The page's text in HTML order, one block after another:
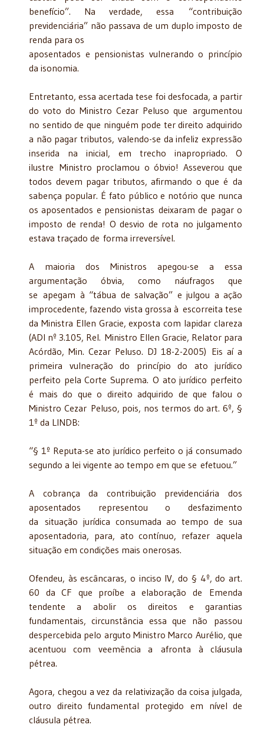
benefício”. Na verdade, essa “contribuição
previdenciária” não passava de um duplo imposto de
renda para os
aposentados e pensionistas vulnerando o princípio
da isonomia.
Entretanto, essa acertada tese foi desfocada, a partir
do voto do Ministro Cezar Peluso que argumentou
no sentido de que ninguém pode ter direito adquirido
a não pagar tributos, valendo-se da infeliz expressão
inserida na inicial, em trecho inapropriado. O
ilustre Ministro proclamou o óbvio! Asseverou que
todos devem pagar tributos, afirmando o que é da
sabença popular. É fato público e notório que nunca
os aposentados e pensionistas deixaram de pagar o
imposto de renda! O desvio de rota no julgamento
estava traçado de forma irreversível.
A maioria dos Ministros apegou-se a essa
argumentação óbvia, como náufragos que
se apegam à “tábua de salvação” e julgou a ação
improcedente, fazendo vista grossa à escorreita tese
da Ministra Ellen Gracie, exposta com lapidar clareza
(ADI nº 3.105, Rel. Ministro Ellen Gracie, Relator para
Acórdão, Min. Cezar Peluso. DJ 18-2-2005) Eis aí a
primeira vulneração do princípio do ato jurídico
perfeito pela Corte Suprema. O ato jurídico perfeito
é mais do que o direito adquirido de que falou o
Ministro Cezar Peluso, pois, nos termos do art. 6º, §
1º da LINDB:
“§ 1º Reputa-se ato jurídico perfeito o já consumado
segundo a lei vigente ao tempo em que se efetuou.”
A cobrança da contribuição previdenciária dos
aposentados representou o desfazimento
da situação jurídica consumada ao tempo de sua
aposentadoria, para, ato contínuo, refazer aquela
situação em condições mais onerosas.
Ofendeu, às escâncaras, o inciso IV, do § 4º, do art.
60 da CF que proíbe a elaboração de Emenda
tendente a abolir os direitos e garantias
fundamentais, circunstância essa que não passou
despercebida pelo arguto Ministro Marco Aurélio, que
acentuou com veemência a afronta à cláusula
pétrea.
Agora, chegou a vez da relativização da coisa julgada,
outro direito fundamental protegido em nível de
cláusula pétrea.